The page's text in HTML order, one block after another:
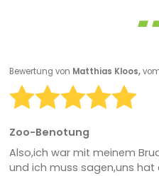
Bewertung von Matthias Kloos,
Zoo-Benotung
Also,ich war mit meinem
und ich muss sagen,uns hat